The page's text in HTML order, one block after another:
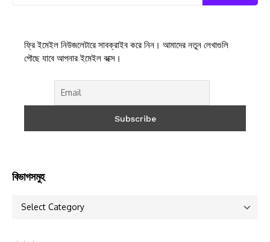
ফ্রি ইমেইল নিউজলেটারে সাবক্রাইব করে নিন। আমাদের নতুন লেখাগুলি
পৌছে যাবে আপনার ইমেইল বক্সে।
বিভাগসমুহ